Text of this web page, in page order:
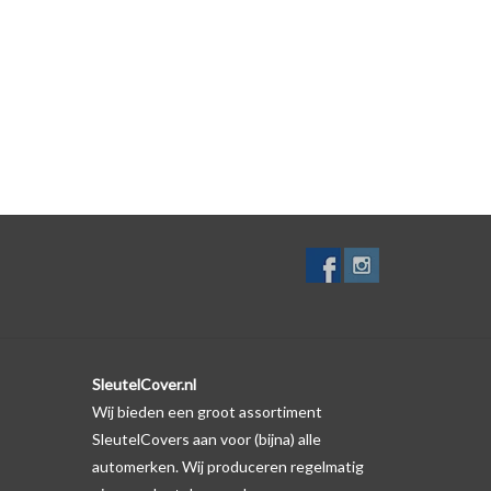
SleutelCover.nl
Wij bieden een groot assortiment
SleutelCovers aan voor (bijna) alle
automerken. Wij produceren regelmatig